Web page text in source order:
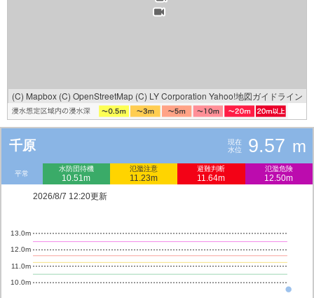
(C) Mapbox (C) OpenStreetMap (C) LY Corporation Yahoo!地図ガイドライン
千原
現在
水位
9.57 m
平常
水防団待機
10.51m
氾濫注意
11.23m
避難判断
11.64m
氾濫危険
12.50m
2026/8/7 12:20更新
10.0m
11.0m
12.0m
13.0m